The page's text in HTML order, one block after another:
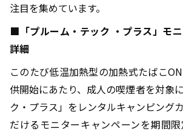
注目を集めています。
■「プルーム・テック ・プラス」モ
詳細
このたび低温加熱型の加熱式たばこ
供開始にあたり、成人の喫煙者を対象
ク・プラス」をレンタルキャンピング
だけるモニターキャンペーンを期間